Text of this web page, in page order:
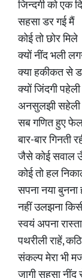
जिन्दगी को एक
सहसा डर गई मैं
कोई तो छोर मिले
क्यों नींद भली
क्या हकीकत से
क्यों जिंदगी
अनसुलझी सहेली
सब गणित हुए
बार-बार गिनती
जैसे कोई सवाल
कोई तो हल
सपना नया बुनना
नहीं उलझना
स्वयं अपना
पथरीली राहें,
संकल्प मेरा भी